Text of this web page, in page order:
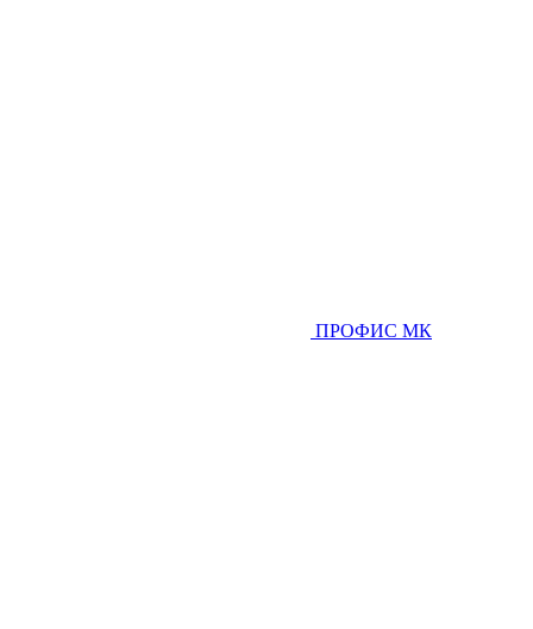
ПРОФИС МК